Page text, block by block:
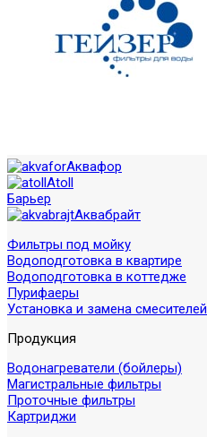
Аквафор
Atoll
Барьер
Аквабрайт
Фильтры под мойку
Водоподготовка в квартире
Водоподготовка в коттедже
Пурифаеры
Установка и замена смесителей
Продукция
Водонагреватели (бойлеры)
Магистральные фильтры
Проточные фильтры
Картриджи